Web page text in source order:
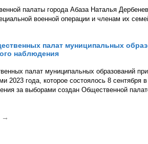
палаты города Абаза Наталья
военной операции и членам их
палат муниципальных
наблюдения
палат муниципальных образований
2023 года, которое состоялось 8
за выборами создан Общественной
→